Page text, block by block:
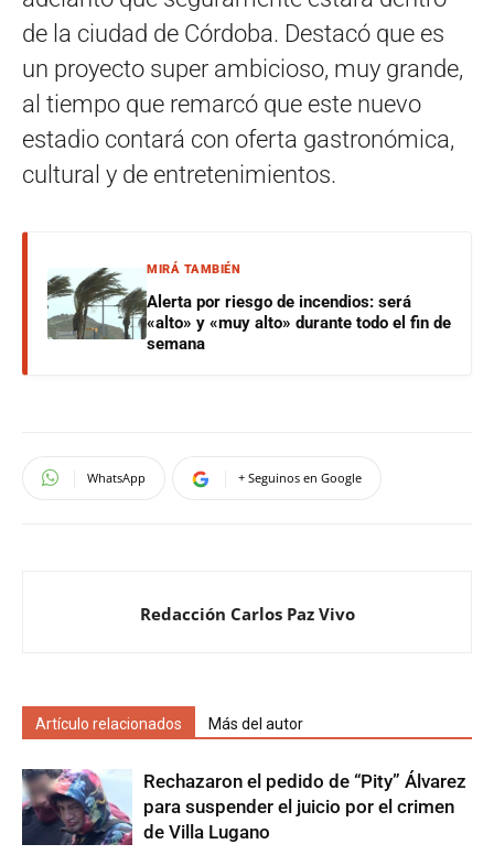
de la ciudad de Córdoba. Destacó que es
un proyecto super ambicioso, muy grande,
al tiempo que remarcó que este nuevo
estadio contará con oferta gastronómica,
cultural y de entretenimientos.
MIRÁ TAMBIÉN
Alerta por riesgo de incendios: será
«alto» y «muy alto» durante todo el fin de
semana
WhatsApp + Seguinos en Google
Redacción Carlos Paz Vivo
Artículo relacionados Más del autor
Rechazaron el pedido de “Pity” Álvarez
para suspender el juicio por el crimen
de Villa Lugano